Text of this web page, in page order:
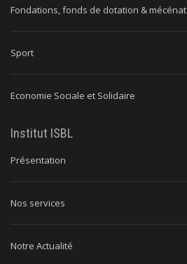
Fondations, fonds de dotation & mécénat
Sport
Economie Sociale et Solidaire
Institut ISBL
Présentation
Nos services
Notre Actualité